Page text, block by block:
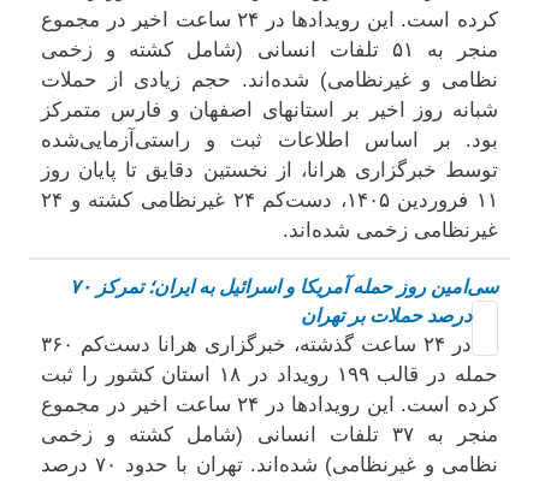
کرده است. این رویدادها در ۲۴ ساعت اخیر در مجموع
منجر به ۵۱ تلفات انسانی (شامل کشته و زخمی
نظامی و غیرنظامی) شده‌اند. حجم زیادی از حملات
شبانه روز اخیر بر استانهای اصفهان و فارس متمرکز
بود. بر اساس اطلاعات ثبت و راستی‌آزمایی‌شده
توسط خبرگزاری هرانا، از نخستین دقایق تا پایان روز
۱۱ فروردین ۱۴۰۵، دست‌کم ۲۴ غیرنظامی کشته و ۲۴
غیرنظامی زخمی شده‌اند.
سی‌امین روز حمله آمریکا و اسرائیل به ایران؛ تمرکز ۷۰
درصد حملات بر تهران
در ۲۴ ساعت گذشته، خبرگزاری هرانا دست‌کم ۳۶۰
حمله در قالب ۱۹۹ رویداد در ۱۸ استان کشور را ثبت
کرده است. این رویدادها در ۲۴ ساعت اخیر در مجموع
منجر به ۳۷ تلفات انسانی (شامل کشته و زخمی
نظامی و غیرنظامی) شده‌اند. تهران با حدود ۷۰ درصد